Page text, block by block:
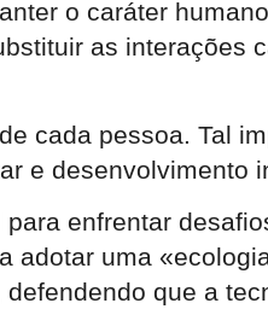
o caráter
as interações
cada pessoa. Tal
e desenvolvimento
enfrentar
adotar uma
que a